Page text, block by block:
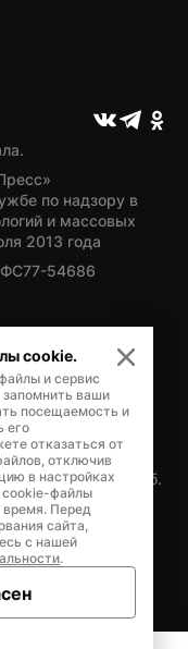
по надзору в
и массовых
2013 года
54686
политики Ямало-
Кнунянца, д.1, каб.
cookie.
и сервис
ваши
посещаемость и
его
отказаться от
отключив
в настройках
cookie-файлы
Перед
сайта,
с нашей
.